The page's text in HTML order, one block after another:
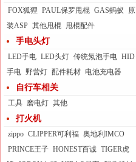
FOX狐狸 PAUL保罗甩棍 GAS蚂蚁
原
装ASP 其他甩棍 甩棍配件
手电头灯
LED手电 LED头灯 传统氖泡手电 HID
手电 野营灯 配件耗材 电池充电器
自行车相关
工具 磨电灯 其他
打火机
zippo CLIPPER可利福 奥地利IMCO
PRINCE王子 HONEST百诚 TIGER虎